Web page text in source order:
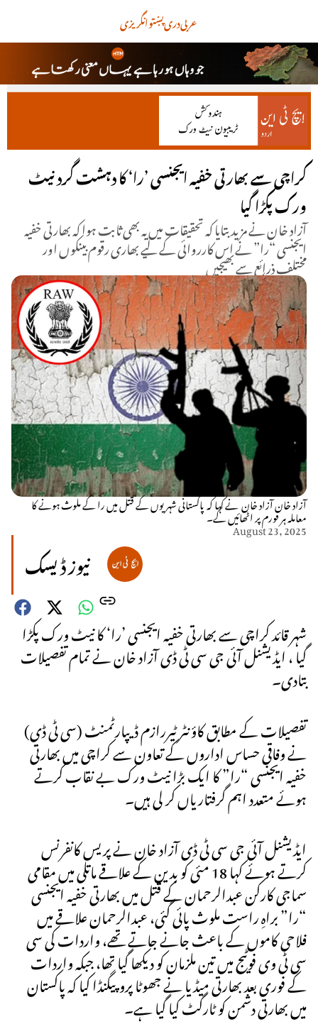
انگریزیپښتودریعربی
کراچی سے بھارتی خفیہ ایجنسی ’را‘ کا دہشت گرد نیٹ
ورک پکڑا گیا
آزاد خان نے مزید بتایا کہ تحقیقات میں یہ بھی ثابت ہوا کہ بھارتی خفیہ
ایجنسی “را” نے اس کارروائی کے لیے بھاری رقوم بینکوں اور
مختلف ذرائع سے بھیجیں
آزاد خان آزاد خان نے کہا کہ پاکستانی شہریوں کے قتل میں را کے ملوث ہونے کا
معاملہ ہر فورم پر اٹھائیں گے۔
August 23, 2025
نیوز ڈیسک
شہر قائد کراچی سے بھارتی خفیہ ایجنسی ’را‘ کا نیٹ ورک پکڑا
گیا ، ایڈیشنل آئی جی سی ٹی ڈی آزاد خان نے تمام تفصیلات
بتادی۔
تفصیلات کے مطابق کاؤنٹر ٹیررازم ڈیپارٹمنٹ (سی ٹی ڈی)
نے وفاقی حساس اداروں کے تعاون سے کراچی میں بھارتی
خفیہ ایجنسی “را” کا ایک بڑا نیٹ ورک بے نقاب کرتے
ہوئے متعدد اہم گرفتاریاں کر لی ہیں۔
ایڈیشنل آئی جی سی ٹی ڈی آزاد خان نے پریس کانفرنس
کرتے ہوئے کہا 18 مئی کو بدین کے علاقے ماتلی میں مقامی
سماجی کارکن عبدالرحمان کے قتل میں بھارتی خفیہ ایجنسی
“را” براہِ راست ملوث پائی گئی، عبدالرحمان علاقے میں
فلاحی کاموں کے باعث جانے جاتے تھے، واردات کی سی
سی ٹی وی فوٹیج میں تین ملزمان کو دیکھا گیا تھا، جبکہ واردات
کے فوری بعد بھارتی میڈیا نے جھوٹا پروپیگنڈا کیا کہ پاکستان
میں بھارتی دشمن کو ٹارگٹ کیا گیا ہے۔